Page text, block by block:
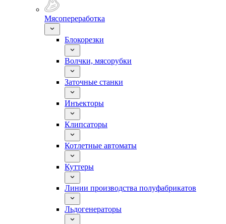
Мясопереработка
Блокорезки
Волчки, мясорубки
Заточные станки
Инъекторы
Клипсаторы
Котлетные автоматы
Куттеры
Линии производства полуфабрикатов
Льдогенераторы